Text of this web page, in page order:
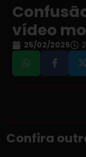
vídeo
25/02/2025
Confira